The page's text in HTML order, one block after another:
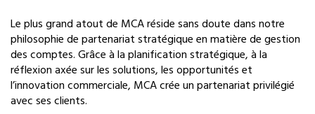
Le plus grand atout de MCA réside sans doute dans notre
philosophie de partenariat stratégique en matière de gestion
des comptes. Grâce à la planification stratégique, à la
réflexion axée sur les solutions, les opportunités et
l’innovation commerciale, MCA crée un partenariat privilégié
avec ses clients.